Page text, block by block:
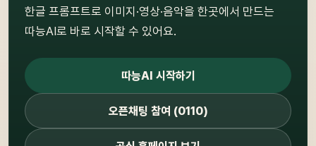
한글 프롬프트로 이미지·영상·음악을 한곳에서 만드는
따능AI로 바로 시작할 수 있어요.
따능AI 시작하기
오픈채팅 참여 (0110)